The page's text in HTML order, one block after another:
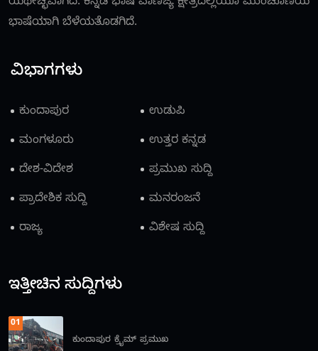
ಭಾಷೆಯಾಗಿ ಬೆಳೆಯತೊಡಗಿದೆ.
ವಿಭಾಗಗಳು
ಕುಂದಾಪುರ
ಉಡುಪಿ
ಮಂಗಳೂರು
ಉತ್ತರ ಕನ್ನಡ
ದೇಶ-ವಿದೇಶ
ಪ್ರಮುಖ ಸುದ್ದಿ
ಪ್ರಾದೇಶಿಕ ಸುದ್ದಿ
ಮನರಂಜನೆ
ರಾಜ್ಯ
ವಿಶೇಷ ಸುದ್ದಿ
ಇತ್ತೀಚಿನ ಸುದ್ದಿಗಳು
01
ಕುಂದಾಪುರ ಕ್ರೈಮ್ ಪ್ರಮುಖ